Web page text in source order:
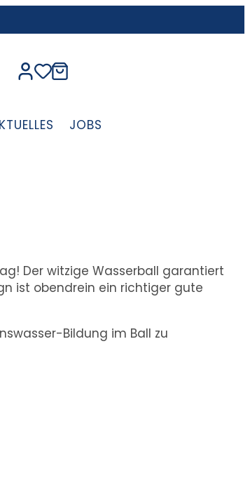
JOBS
Der witzige Wasserball garantiert
ist obendrein ein richtiger gute
Bildung im Ball zu